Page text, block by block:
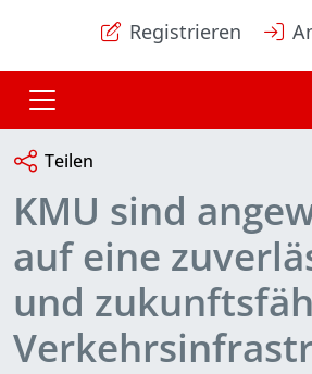
Registrieren
Teilen
KMU sind
auf eine
und